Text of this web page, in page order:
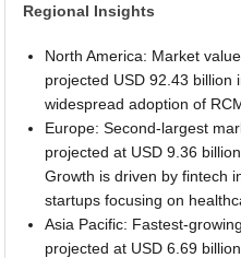
Regional Insights
North America: Market
projected USD 92.43 billion
widespread adoption of
Europe: Second-largest
projected at USD 9.36
Growth is driven by fintech
startups focusing on
Asia Pacific: Fastest-
projected at USD 6.69